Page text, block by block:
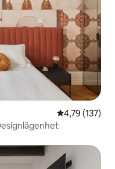
4,79 av 5 i
4,79 (137)